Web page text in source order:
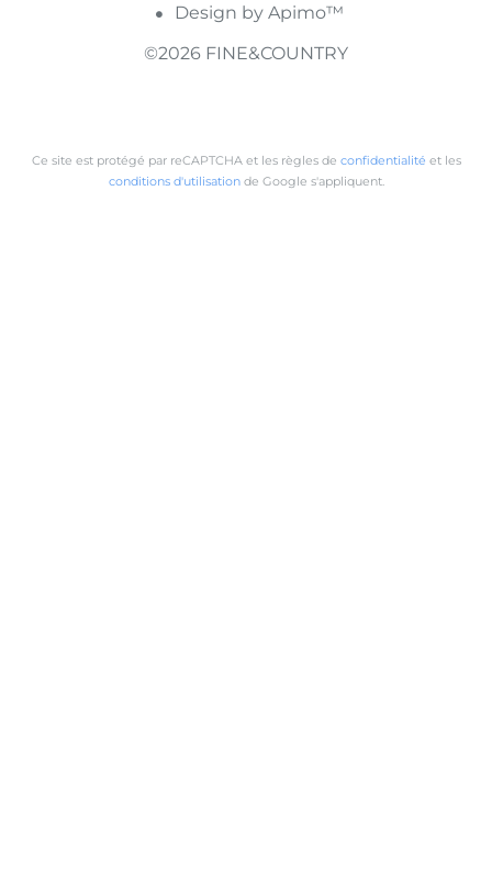
Design by Apimo™
©2026 FINE&COUNTRY
Ce site est protégé par reCAPTCHA et les règles de confidentialité et les
conditions d'utilisationde Google s'appliquent.